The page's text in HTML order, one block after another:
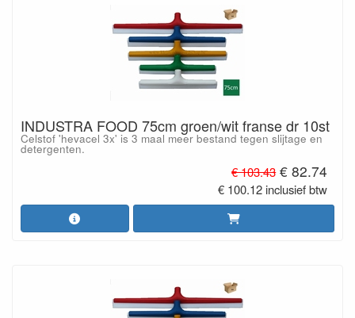
INDUSTRA FOOD 75cm groen/wit franse dr 10st
Celstof 'hevacel 3x' is 3 maal meer bestand tegen slijtage en
detergenten.
€ 103.43 € 82.74
€ 100.12 inclusief btw